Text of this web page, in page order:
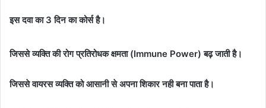
इस दवा का 3 दिन का कोर्स है।
जिससे व्यक्ति की रोग प्रतिरोधक क्षमता (Immune Power) बढ़ जाती है।
जिससे वायरस व्यक्ति को आसानी से अपना शिकार नही बना पाता है।